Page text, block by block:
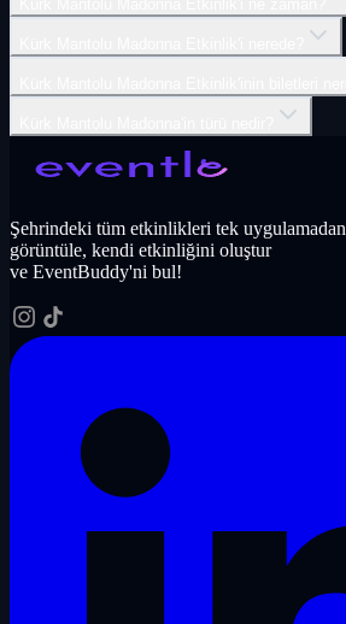
Şehrindeki tüm etkinlikleri tek uygulamadan
görüntüle, kendi etkinliğini oluştur
ve EventBuddy'ni bul!